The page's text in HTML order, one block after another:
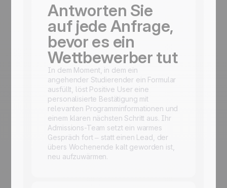
Antworten Sie
auf jede Anfrage,
bevor es ein
Wettbewerber tut
In dem Moment, in dem ein
angehender Studierender ein Formular
ausfüllt, löst Positive User eine
personalisierte Bestätigung mit
relevanten Programminformationen und
einem klaren nächsten Schritt aus. Ihr
Admissions-Team setzt ein warmes
Gespräch fort – statt einen Lead, der
übers Wochenende kalt geworden ist,
neu aufzuwärmen.